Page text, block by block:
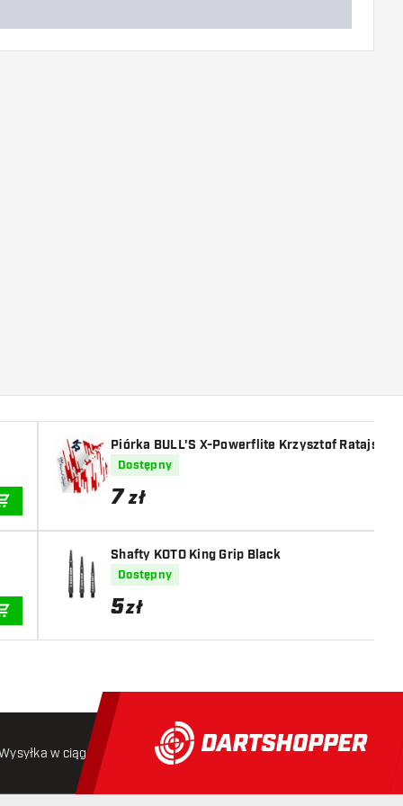
Piórka BULL'S X-Powerflite Krzysztof Ratajski
Dostępny
7 zł
Shafty KOTO King Grip Black
Dostępny
5zł
w ciągu 24 godzin Darmowa wysyłka od 250 złoty